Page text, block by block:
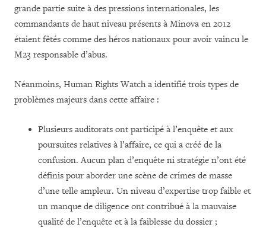
grande partie suite à des pressions internationales, les
commandants de haut niveau présents à Minova en 2012
étaient fêtés comme des héros nationaux pour avoir vaincu le
M23 responsable d’abus.
Néanmoins, Human Rights Watch a identifié trois types de
problèmes majeurs dans cette affaire :
Plusieurs auditorats ont participé à l’enquête et aux
poursuites relatives à l’affaire, ce qui a créé de la
confusion. Aucun plan d’enquête ni stratégie n’ont été
définis pour aborder une scène de crimes de masse
d’une telle ampleur. Un niveau d’expertise trop faible et
un manque de diligence ont contribué à la mauvaise
qualité de l’enquête et à la faiblesse du dossier ;